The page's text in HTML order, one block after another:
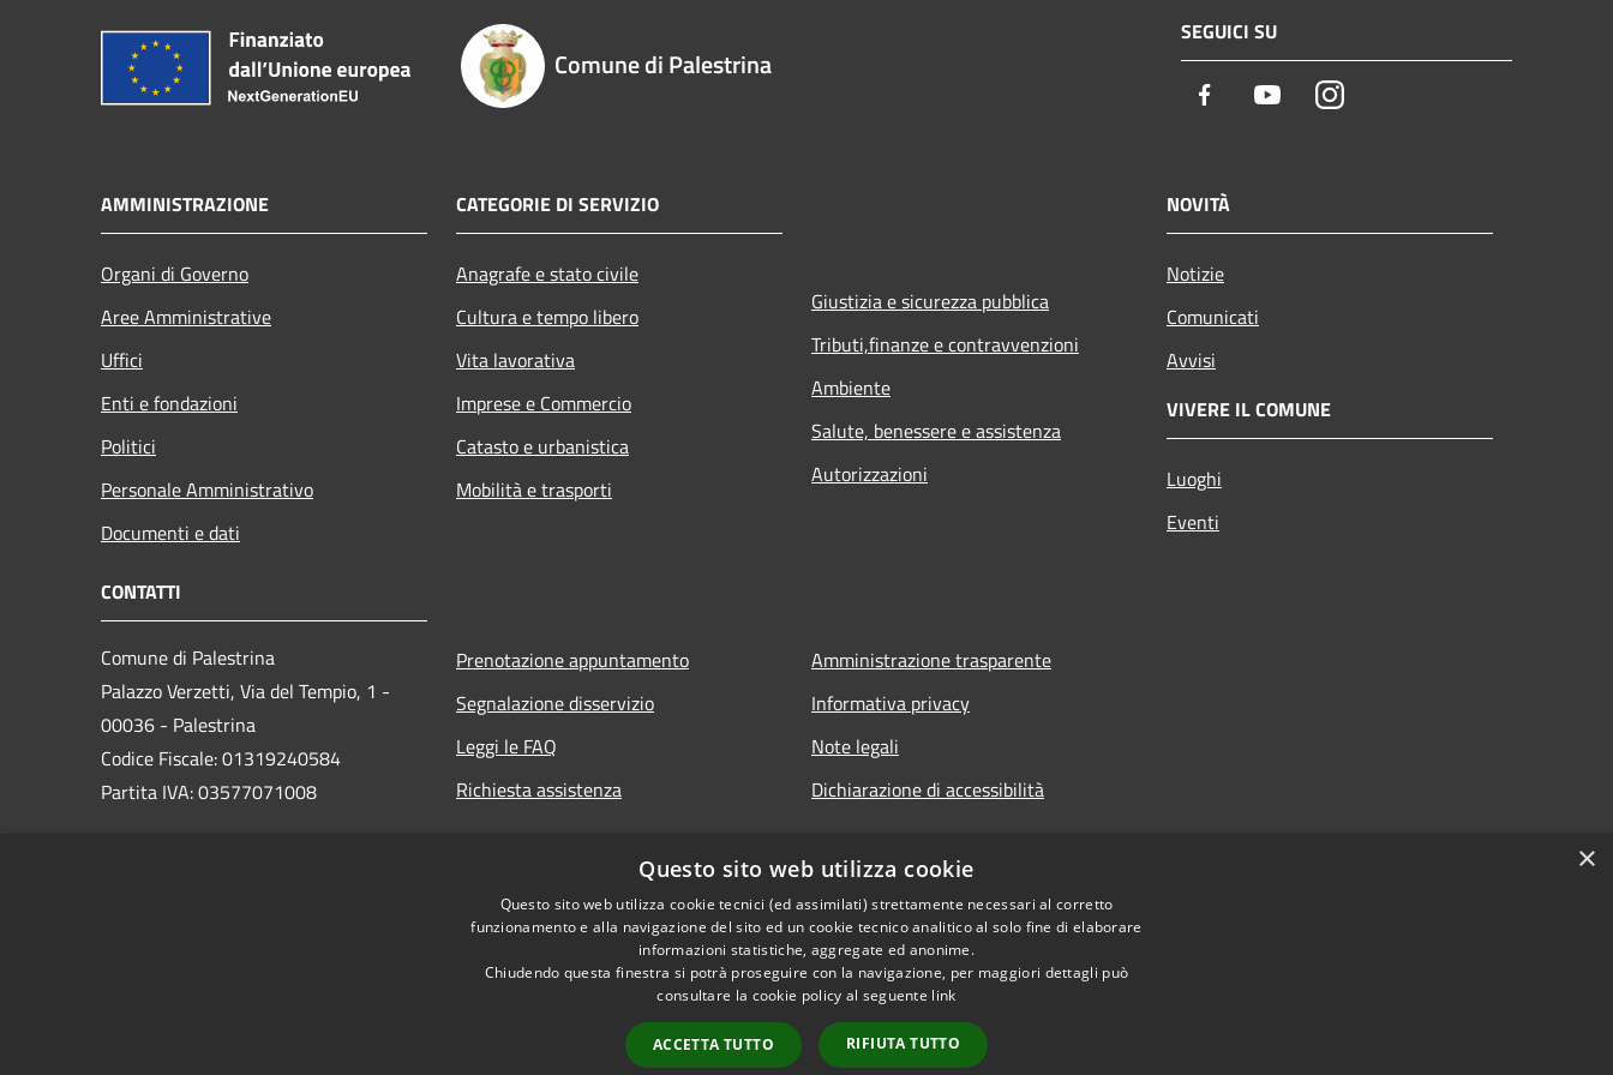
Comune di Palestrina
SEGUICI SU
Facebook YoutubeInstagram
AMMINISTRAZIONE
Organi di Governo
Aree Amministrative
Uffici
Enti e fondazioni
Politici
Personale Amministrativo
Documenti e dati
CATEGORIE DI SERVIZIO
Anagrafe e stato civile
Cultura e tempo libero
Vita lavorativa
Imprese e Commercio
Catasto e urbanistica
Mobilità e trasporti
Giustizia e sicurezza pubblica
Tributi,finanze e contravvenzioni
Ambiente
Salute, benessere e assistenza
Autorizzazioni
NOVITÀ
Notizie
Comunicati
Avvisi
VIVERE IL COMUNE
Luoghi
Eventi
CONTATTI
Comune di Palestrina
Palazzo Verzetti, Via del Tempio, 1 -
00036 - Palestrina
Codice Fiscale: 01319240584
Partita IVA: 03577071008
Prenotazione appuntamento
Segnalazione disservizio
Leggi le FAQ
Richiesta assistenza
Amministrazione trasparente
Informativa privacy
Note legali
Dichiarazione di accessibilità
×
Questo sito web utilizza cookie
Questo sito web utilizza cookie tecnici (ed assimilati) strettamente necessari al corretto
funzionamento e alla navigazione del sito ed un cookie tecnico analitico al solo fine di elaborare
informazioni statistiche, aggregate ed anonime.
Chiudendo questa finestra si potrà proseguire con la navigazione, per maggiori dettagli può
consultare la cookie policy al seguente link
ACCETTA TUTTO RIFIUTA TUTTO